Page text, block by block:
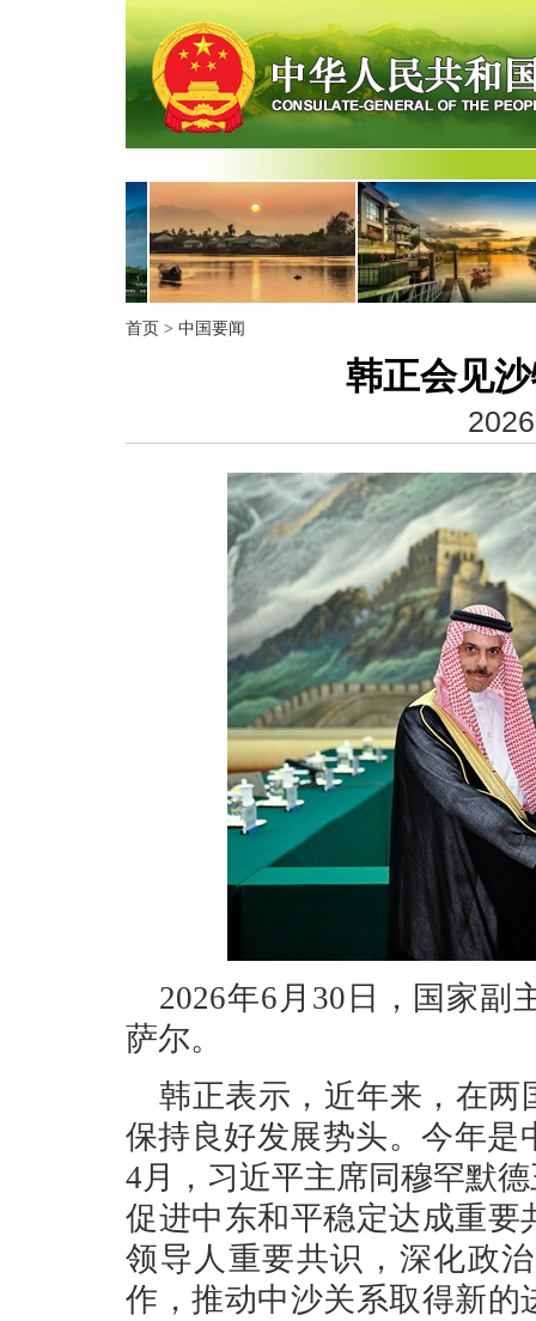
首页 > 中国要闻
韩正会见
2026年6月30日，国家副
萨尔。
韩正表示，近年来，在两
保持良好发展势头。今年是
4月，习近平主席同穆罕默
促进中东和平稳定达成重
领导人重要共识，深化政
作，推动中沙关系取得新